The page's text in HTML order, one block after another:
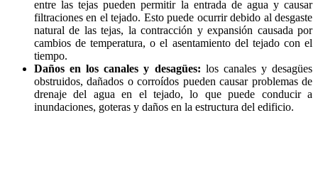
entre las tejas pueden permitir la entrada de agua y causar
filtraciones en el tejado. Esto puede ocurrir debido al desgaste
natural de las tejas, la contracción y expansión causada por
cambios de temperatura, o el asentamiento del tejado con el
tiempo.
Daños en los canales y desagües: los canales y desagües
obstruidos, dañados o corroídos pueden causar problemas de
drenaje del agua en el tejado, lo que puede conducir a
inundaciones, goteras y daños en la estructura del edificio.